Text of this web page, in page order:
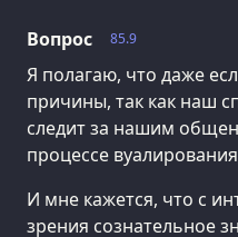
85.9
Вопрос
Я полагаю, что даже
причины, так как наш
следит за нашим
процессе
И мне кажется, что с
зрения сознательное